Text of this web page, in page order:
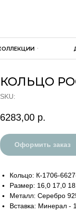
КОЛЬЦО
SKU:
6283,00 р.
Оформить заказ
Кольцо: К-1706-
Размер: 16,0 17,0
Металл: Серебро
Вставка: Минерал -